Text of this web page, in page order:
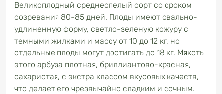
Великоплодный среднеспелый сорт со сроком
созревания 80-85 дней. Плоды имеют овально-
удлиненную форму, светло-зеленую кожуру с
темными жилками и массу от 10 до 12 кг, но
отдельные плоды могут достигать до 18 кг. Мякоть
этого арбуза плотная, бриллиантово-красная,
сахаристая, с экстра классом вкусовых качеств,
что делает его чрезвычайно сладким и сочным.